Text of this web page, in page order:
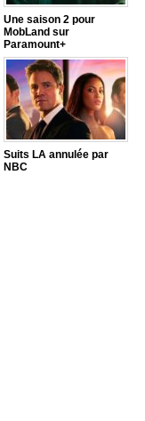
Une saison 2 pour
MobLand sur
Paramount+
Suits LA annulée par
NBC